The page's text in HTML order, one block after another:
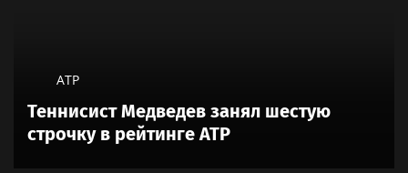
ATP
Теннисист Медведев занял шестую
строчку в рейтинге ATP